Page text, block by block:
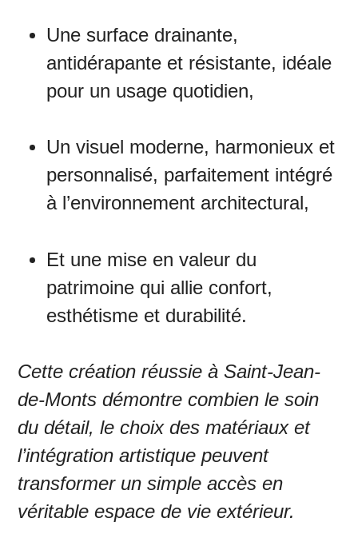
Une surface drainante,
antidérapante et résistante, idéale
pour un usage quotidien,
Un visuel moderne, harmonieux et
personnalisé, parfaitement intégré
à l’environnement architectural,
Et une mise en valeur du
patrimoine qui allie confort,
esthétisme et durabilité.
Cette création réussie à Saint-Jean-
de-Monts démontre combien le soin
du détail, le choix des matériaux et
l’intégration artistique peuvent
transformer un simple accès en
véritable espace de vie extérieur.